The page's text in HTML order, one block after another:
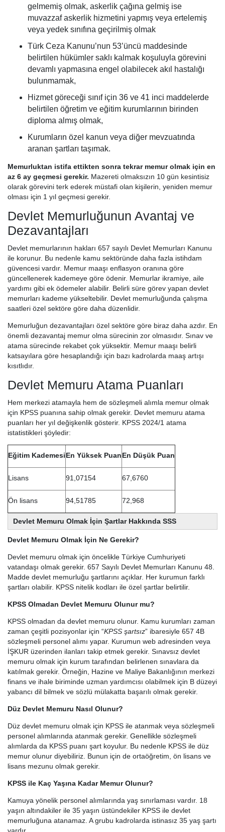
gelmemiş olmak, askerlik çağına gelmiş ise
muvazzaf askerlik hizmetini yapmış veya ertelemiş
veya yedek sınıfına geçirilmiş olmak
Türk Ceza Kanunu’nun 53’üncü maddesinde
belirtilen hükümler saklı kalmak koşuluyla görevini
devamlı yapmasına engel olabilecek akıl hastalığı
bulunmamak,
Hizmet göreceği sınıf için 36 ve 41 inci maddelerde
belirtilen öğretim ve eğitim kurumlarının birinden
diploma almış olmak,
Kurumların özel kanun veya diğer mevzuatında
aranan şartları taşımak.
Memurluktan istifa ettikten sonra tekrar memur olmak için en
az 6 ay geçmesi gerekir. Mazereti olmaksızın 10 gün kesintisiz
olarak görevini terk ederek müstafi olan kişilerin, yeniden memur
olması için 1 yıl geçmesi gerekir.
Devlet Memurluğunun Avantaj ve
Dezavantajları
Devlet memurlarının hakları 657 sayılı Devlet Memurları Kanunu
ile korunur. Bu nedenle kamu sektöründe daha fazla istihdam
güvencesi vardır. Memur maaşı enflasyon oranına göre
güncellenerek kademeye göre ödenir. Memurlar ikramiye, aile
yardımı gibi ek ödemeler alabilir. Belirli süre görev yapan devlet
memurları kademe yükseltebilir. Devlet memurluğunda çalışma
saatleri özel sektöre göre daha düzenlidir.
Memurluğun dezavantajları özel sektöre göre biraz daha azdır. En
önemli dezavantaj memur olma sürecinin zor olmasıdır. Sınav ve
atama sürecinde rekabet çok yüksektir. Memur maaşı belirli
katsayılara göre hesaplandığı için bazı kadrolarda maaş artışı
kısıtlıdır.
Devlet Memuru Atama Puanları
Hem merkezi atamayla hem de sözleşmeli alımla memur olmak
için KPSS puanına sahip olmak gerekir. Devlet memuru atama
puanları her yıl değişkenlik gösterir. KPSS 2024/1 atama
istatistikleri şöyledir:
Eğitim KademesiEn Yüksek PuanEn Düşük Puan
Lisans 91,07154 67,6760
Ön lisans 94,51785 72,968
Devlet Memuru Olmak İçin Şartlar Hakkında SSS
Devlet Memuru Olmak İçin Ne Gerekir?
Devlet memuru olmak için öncelikle Türkiye Cumhuriyeti
vatandaşı olmak gerekir. 657 Sayılı Devlet Memurları Kanunu 48.
Madde devlet memurluğu şartlarını açıklar. Her kurumun farklı
şartları olabilir. KPSS nitelik kodları ile özel şartlar belirtilir.
KPSS Olmadan Devlet Memuru Olunur mu?
KPSS olmadan da devlet memuru olunur. Kamu kurumları zaman
zaman çeşitli pozisyonlar için “KPSS şartsız” ibaresiyle 657 4B
sözleşmeli personel alımı yapar. Kurumun web adresinden veya
İŞKUR üzerinden ilanları takip etmek gerekir. Sınavsız devlet
memuru olmak için kurum tarafından belirlenen sınavlara da
katılmak gerekir. Örneğin, Hazine ve Maliye Bakanlığının merkezi
finans ve ihale biriminde uzman yardımcısı olabilmek için B düzeyi
yabancı dil bilmek ve sözlü mülakatta başarılı olmak gerekir.
Düz Devlet Memuru Nasıl Olunur?
Düz devlet memuru olmak için KPSS ile atanmak veya sözleşmeli
personel alımlarında atanmak gerekir. Genellikle sözleşmeli
alımlarda da KPSS puanı şart koyulur. Bu nedenle KPSS ile düz
memur olunur diyebiliriz. Bunun için de ortaöğretim, ön lisans ve
lisans mezunu olmak gerekir.
KPSS ile Kaç Yaşına Kadar Memur Olunur?
Kamuya yönelik personel alımlarında yaş sınırlaması vardır. 18
yaşın altındakiler ile 35 yaşın üstündekiler KPSS ile devlet
memurluğuna atanamaz. A grubu kadrolarda istinasız 35 yaş şartı